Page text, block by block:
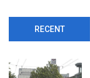
RECENT